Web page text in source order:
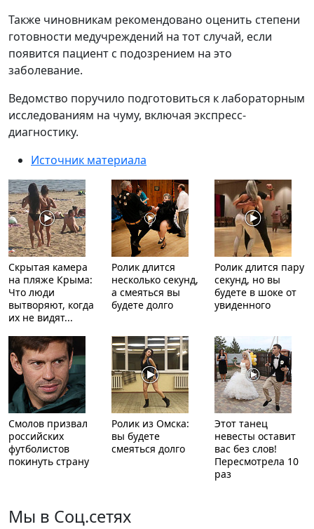
Также чиновникам рекомендовано оценить степени
готовности медучреждений на тот случай, если
появится пациент с подозрением на это
заболевание.
Ведомство поручило подготовиться к лабораторным
исследованиям на чуму, включая экспресс-
диагностику.
Источник материала
Скрытая камера
на пляже Крыма:
Что люди
вытворяют, когда
их не видят...
Ролик длится
несколько секунд,
а смеяться вы
будете долго
Ролик длится пару
секунд, но вы
будете в шоке от
увиденного
Смолов призвал
российских
футболистов
покинуть страну
Ролик из Омска:
вы будете
смеяться долго
Этот танец
невесты оставит
вас без слов!
Пересмотрела 10
раз
Мы в Соц.сетях